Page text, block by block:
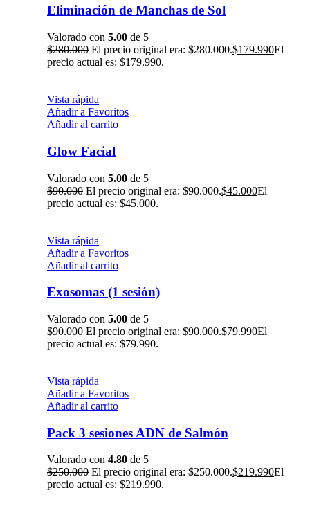
Eliminación de Manchas de Sol
Valorado con 5.00 de 5
$280.000 El precio original era: $280.000.$179.990El
precio actual es: $179.990.
Vista rápida
Añadir a Favoritos
Añadir al carrito
Glow Facial
Valorado con 5.00 de 5
$90.000 El precio original era: $90.000.$45.000El
precio actual es: $45.000.
Vista rápida
Añadir a Favoritos
Añadir al carrito
Exosomas (1 sesión)
Valorado con 5.00 de 5
$90.000 El precio original era: $90.000.$79.990El
precio actual es: $79.990.
Vista rápida
Añadir a Favoritos
Añadir al carrito
Pack 3 sesiones ADN de Salmón
Valorado con 4.80 de 5
$250.000 El precio original era: $250.000.$219.990El
precio actual es: $219.990.